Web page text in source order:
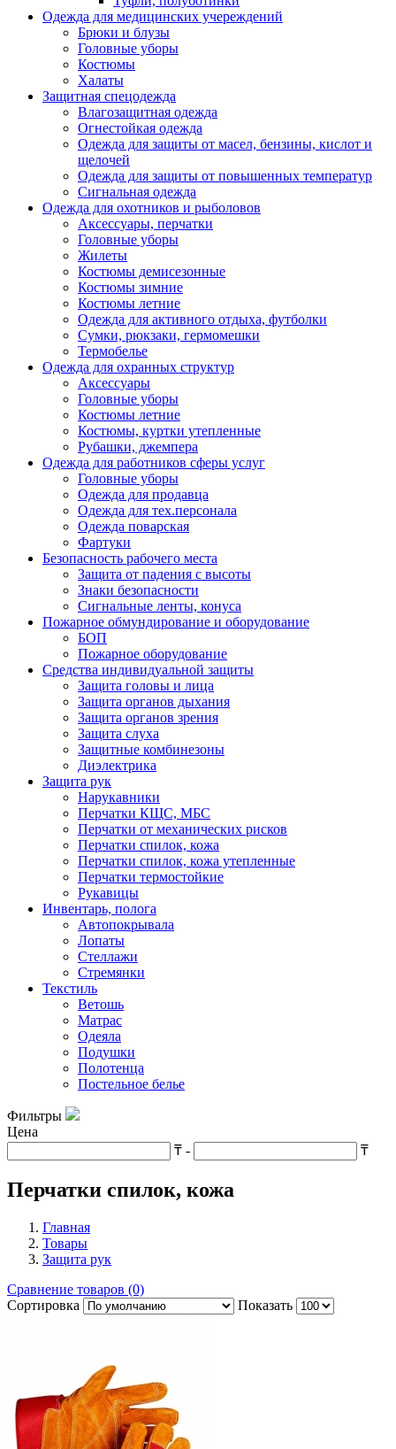
Одежда для медицинских учереждений
Брюки и блузы
Головные уборы
Костюмы
Халаты
Защитная спецодежда
Влагозащитная одежда
Огнестойкая одежда
Одежда для защиты от масел, бензины, кислот и
щелочей
Одежда для защиты от повышенных температур
Сигнальная одежда
Одежда для охотников и рыболовов
Аксессуары, перчатки
Головные уборы
Жилеты
Костюмы демисезонные
Костюмы зимние
Костюмы летние
Одежда для активного отдыха, футболки
Сумки, рюкзаки, гермомешки
Термобелье
Одежда для охранных структур
Аксессуары
Головные уборы
Костюмы летние
Костюмы, куртки утепленные
Рубашки, джемпера
Одежда для работников сферы услуг
Головные уборы
Одежда для продавца
Одежда для тех.персонала
Одежда поварская
Фартуки
Безопасность рабочего места
Защита от падения с высоты
Знаки безопасности
Сигнальные ленты, конуса
Пожарное обмундирование и оборудование
БОП
Пожарное оборудование
Средства индивидуальной защиты
Защита головы и лица
Защита органов дыхания
Защита органов зрения
Защита слуха
Защитные комбинезоны
Диэлектрика
Защита рук
Нарукавники
Перчатки КЩС, МБС
Перчатки от механических рисков
Перчатки спилок, кожа
Перчатки спилок, кожа утепленные
Перчатки термостойкие
Рукавицы
Инвентарь, полога
Автопокрывала
Лопаты
Стеллажи
Стремянки
Текстиль
Ветошь
Матрас
Одеяла
Подушки
Полотенца
Постельное белье
Фильтры
Цена
₸ - ₸
Перчатки спилок, кожа
Главная
Товары
Защита рук
Сравнение товаров (0)
Сортировка
Показать